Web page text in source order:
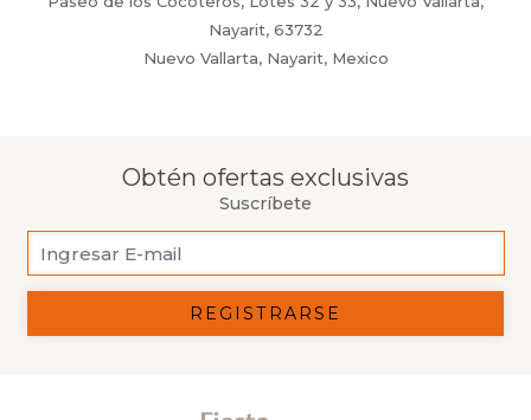
Nayarit, 63732
Nuevo Vallarta, Nayarit, Mexico
Obtén ofertas exclusivas
Suscríbete
REGISTRARSE